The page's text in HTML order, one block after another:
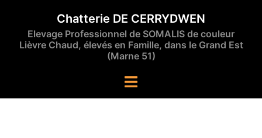
contenu
Chatterie DE CERRYDWEN
Elevage Professionnel de SOMALIS de couleur
Lièvre Chaud, élevés en Famille, dans le Grand Est
(Marne 51)
Ouvrir/fermer